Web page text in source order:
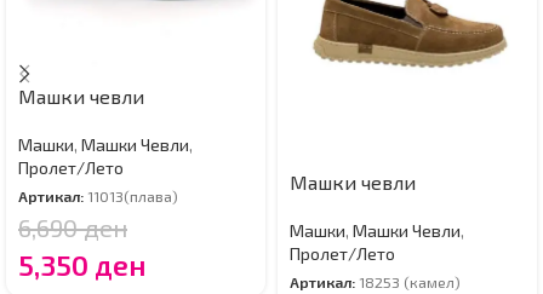
Машки чевли
Машки, Машки Чевли,
Пролет/Лето
Артикал: 11013(плава)
6,690ден
5,350 ден
Машки чевли
Машки, Машки Чевли,
Пролет/Лето
Артикал: 18253 (камел)